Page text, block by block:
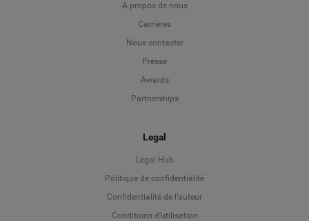
A propos de nous
Carrières
Nous contacter
Presse
Awards
Partnerships
Legal
Legal Hub
Politique de confidentialité
Confidentialité de l’auteur
Conditions d’utilisation